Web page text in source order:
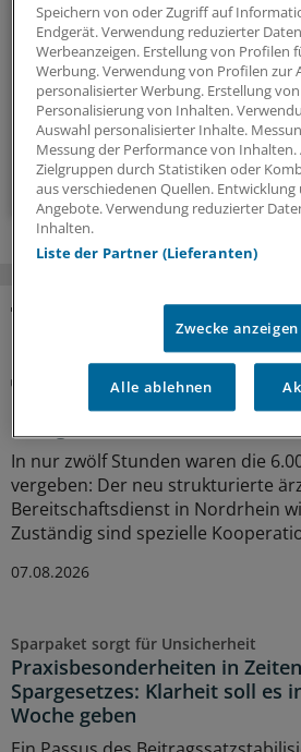
Geschehen in der
Hintergründen und einem Blick auf
bestimmen.
14-tägig,
Zum Abonnieren bitte
MEHR ZUM THEMA
Notfallversorgung
Neuer Bereitschaftsdienst in
In nur zwölf Stunden waren die
vergeben: Der neu strukturierte
Bereitschaftsdienst in Nordrhein
Zuständig sind spezielle
07.08.2026
Sparpaket sorgt für Unsicherheit
Praxisbesonderheiten in
Spargesetzes: Klarheit soll es
Woche geben
Speichern von oder Zugriff auf
Endgerät. Verwendung reduzierter
Werbeanzeigen. Erstellung von Profilen
Werbung. Verwendung von Profilen zur
personalisierter Werbung. Erstellung
Personalisierung von Inhalten.
Auswahl personalisierter Inhalte.
Messung der Performance von Inhalten.
Zielgruppen durch Statistiken oder
aus verschiedenen Quellen.
Angebote. Verwendung reduzierter
Inhalten.
Liste der Partner (Lieferanten)
Zwecke anzeigen
Alle ablehnen